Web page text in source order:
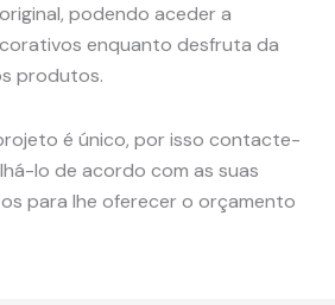
podendo aceder a
enquanto desfruta da
produtos.
é único, por isso contacte-
lo de acordo com as suas
para lhe oferecer o orçamento